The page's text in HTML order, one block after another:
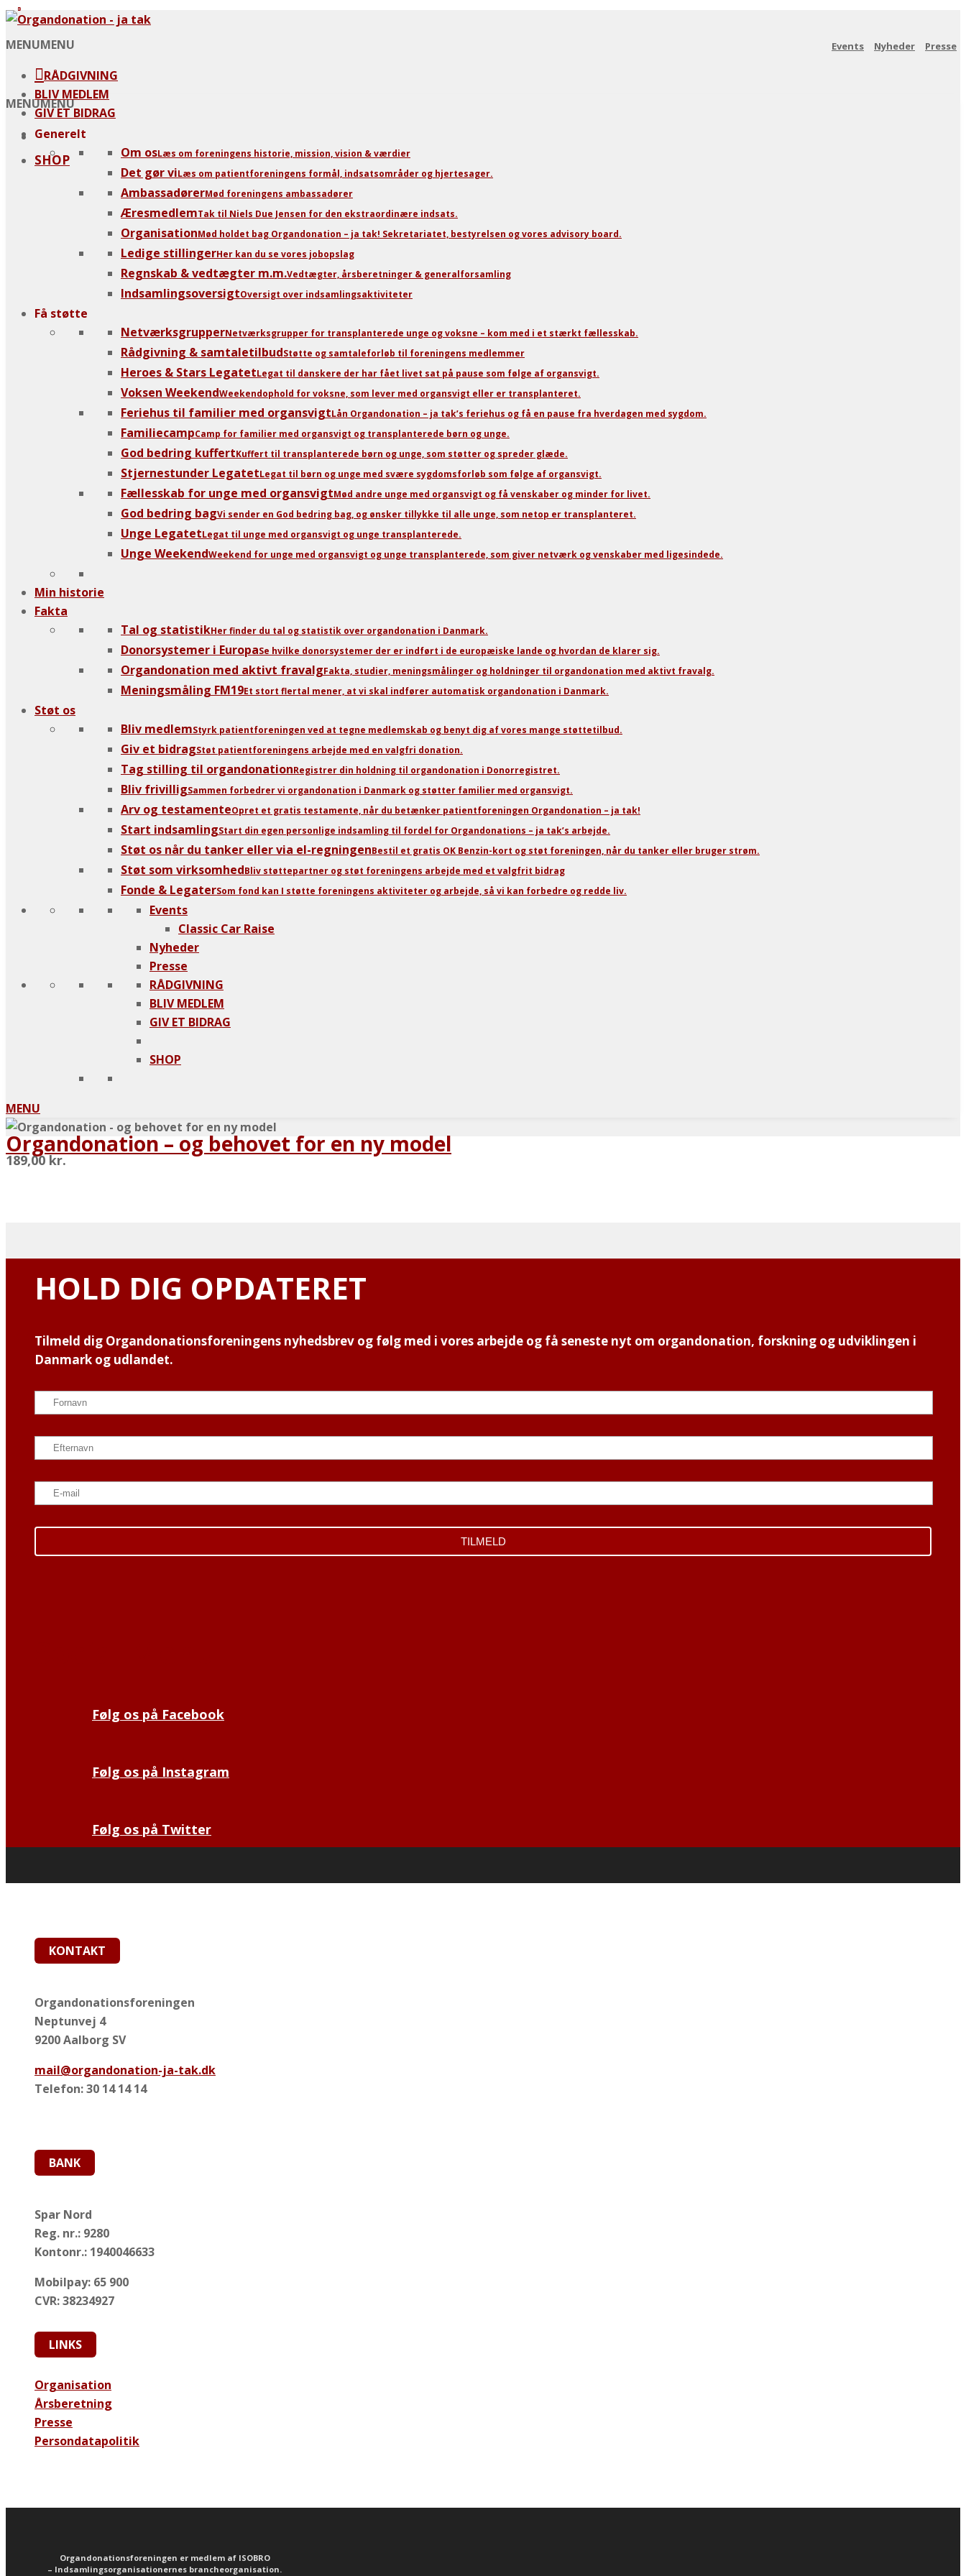
Events Nyheder Presse
MENUMENU
RÅDGIVNING
BLIV MEDLEM
GIV ET BIDRAG
SHOP
MENUMENU
Generelt
Om osLæs om foreningens historie, mission, vision & værdier
Det gør viLæs om patientforeningens formål, indsatsområder og hjertesager.
AmbassadørerMød foreningens ambassadører
ÆresmedlemTak til Niels Due Jensen for den ekstraordinære indsats.
OrganisationMød holdet bag Organdonation – ja tak! Sekretariatet, bestyrelsen og vores advisory board.
Ledige stillingerHer kan du se vores jobopslag
Regnskab & vedtægter m.m.Vedtægter, årsberetninger & generalforsamling
IndsamlingsoversigtOversigt over indsamlingsaktiviteter
Få støtte
NetværksgrupperNetværksgrupper for transplanterede unge og voksne – kom med i et stærkt fællesskab.
Rådgivning & samtaletilbudStøtte og samtaleforløb til foreningens medlemmer
Heroes & Stars LegatetLegat til danskere der har fået livet sat på pause som følge af organsvigt.
Voksen WeekendWeekendophold for voksne, som lever med organsvigt eller er transplanteret.
Feriehus til familier med organsvigtLån Organdonation – ja tak’s feriehus og få en pause fra hverdagen med sygdom.
FamiliecampCamp for familier med organsvigt og transplanterede børn og unge.
God bedring kuffertKuffert til transplanterede børn og unge, som støtter og spreder glæde.
Stjernestunder LegatetLegat til børn og unge med svære sygdomsforløb som følge af organsvigt.
Fællesskab for unge med organsvigtMød andre unge med organsvigt og få venskaber og minder for livet.
God bedring bagVi sender en God bedring bag, og ønsker tillykke til alle unge, som netop er transplanteret.
Unge LegatetLegat til unge med organsvigt og unge transplanterede.
Unge WeekendWeekend for unge med organsvigt og unge transplanterede, som giver netværk og venskaber med ligesindede.
Min historie
Fakta
Tal og statistikHer finder du tal og statistik over organdonation i Danmark.
Donorsystemer i EuropaSe hvilke donorsystemer der er indført i de europæiske lande og hvordan de klarer sig.
Organdonation med aktivt fravalgFakta, studier, meningsmålinger og holdninger til organdonation med aktivt fravalg.
Meningsmåling FM19Et stort flertal mener, at vi skal indfører automatisk organdonation i Danmark.
Støt os
Bliv medlemStyrk patientforeningen ved at tegne medlemskab og benyt dig af vores mange støttetilbud.
Giv et bidragStøt patientforeningens arbejde med en valgfri donation.
Tag stilling til organdonationRegistrer din holdning til organdonation i Donorregistret.
Bliv frivilligSammen forbedrer vi organdonation i Danmark og støtter familier med organsvigt.
Arv og testamenteOpret et gratis testamente, når du betænker patientforeningen Organdonation – ja tak!
Start indsamlingStart din egen personlige indsamling til fordel for Organdonations – ja tak’s arbejde.
Støt os når du tanker eller via el-regningenBestil et gratis OK Benzin-kort og støt foreningen, når du tanker eller bruger strøm.
Støt som virksomhedBliv støttepartner og støt foreningens arbejde med et valgfrit bidrag
Fonde & LegaterSom fond kan I støtte foreningens aktiviteter og arbejde, så vi kan forbedre og redde liv.
Events
Classic Car Raise
Nyheder
Presse
RÅDGIVNING
BLIV MEDLEM
GIV ET BIDRAG
SHOP
MENU
Organdonation – og behovet for en ny model
189,00kr.
HOLD DIG OPDATERET
Tilmeld dig Organdonationsforeningens nyhedsbrev og følg med i vores arbejde og få seneste nyt om organdonation, forskning og udviklingen i
Danmark og udlandet.
Følg os på Facebook
Følg os på Instagram
Følg os på Twitter
KONTAKT
Organdonationsforeningen
Neptunvej 4
9200 Aalborg SV
mail@organdonation-ja-tak.dk
Telefon: 30 14 14 14
BANK
Spar Nord
Reg. nr.: 9280
Kontonr.: 1940046633
Mobilpay: 65 900
CVR: 38234927
LINKS
Organisation
Årsberetning
Presse
Persondatapolitik
Organdonationsforeningen er medlem af ISOBRO
– Indsamlingsorganisationernes brancheorganisation.